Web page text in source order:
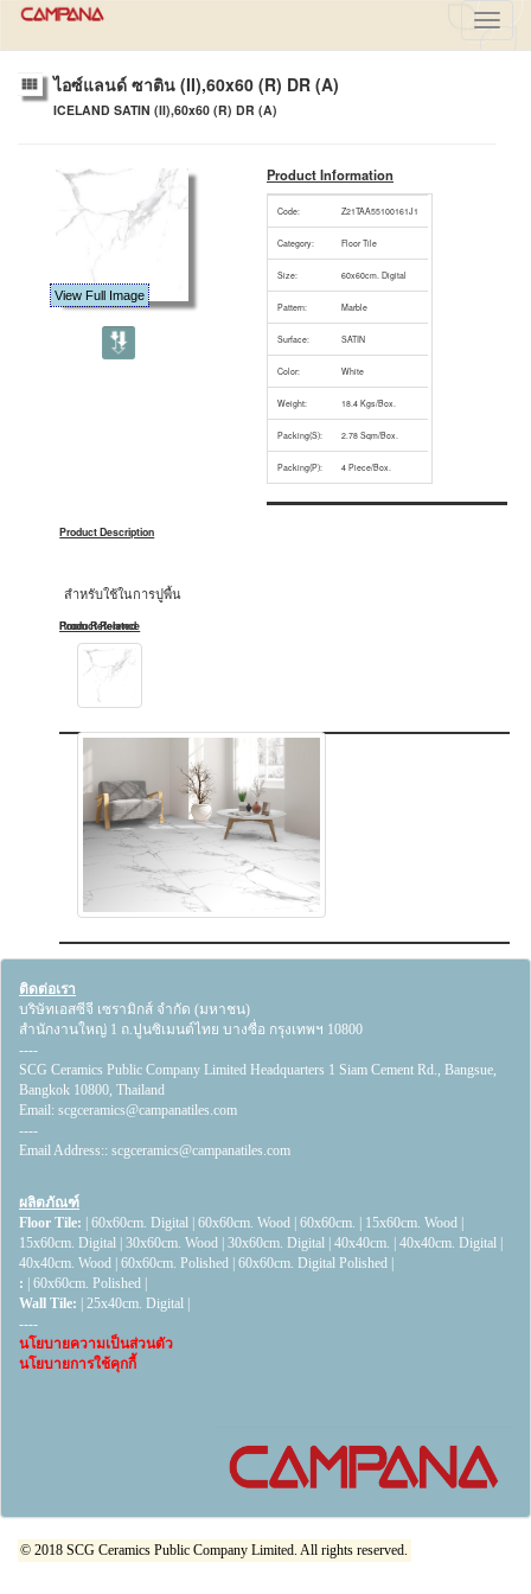
ไอซ์แลนด์ ซาติน (II),60x60 (R) DR (A)
ICELAND SATIN (II),60x60 (R) DR (A)
Product Information
Code: Z21TAA55100161J1
Category: Floor Tile
Size: 60x60cm. Digital
Pattern: Marble
Surface: SATIN
Color: White
Weight: 18.4 Kgs/Box.
Packing(S): 2.78 Sqm/Box.
Packing(P): 4 Piece/Box.
Product Description
สำหรับใช้ในการปูพื้น
Product Related
Room Reference
ติดต่อเรา
บริษัทเอสซีจี เซรามิกส์ จำกัด (มหาชน)
สำนักงานใหญ่ 1 ถ.ปูนซิเมนต์ไทย บางซื่อ กรุงเทพฯ 10800
----
SCG Ceramics Public Company Limited Headquarters 1 Siam Cement Rd., Bangsue,
Bangkok 10800, Thailand
Email: scgceramics@campanatiles.com
----
Email Address:: scgceramics@campanatiles.com
ผลิตภัณฑ์
Floor Tile:
60x60cm. Digital 60x60cm. Wood 60x60cm. 15x60cm. Wood
15x60cm. Digital 30x60cm. Wood 30x60cm. Digital 40x40cm. 40x40cm. Digital
40x40cm. Wood 60x60cm. Polished 60x60cm. Digital Polished
:
60x60cm. Polished
Wall Tile:
25x40cm. Digital
----
นโยบายความเป็นส่วนตัว
นโยบายการใช้คุกกี้
© 2018 SCG Ceramics Public Company Limited. All rights reserved.
View Full Image